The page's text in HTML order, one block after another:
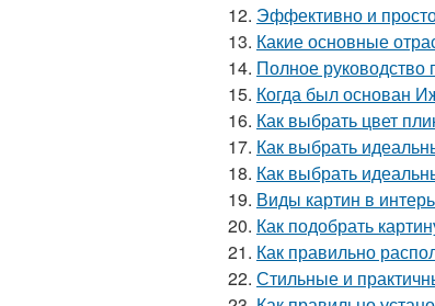
12. Эффективно и
13. Какие основные
14. Полное руководство
15. Когда был основан
16. Как выбрать цвет
17. Как выбрать
18. Как выбрать
19. Виды картин в
20. Как подобрать
21. Как правильно
22. Стильные и